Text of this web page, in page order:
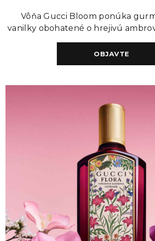
Vôňa Gucci Bloom ponúka
vanilky obohatené o hrejivú
OBJAVTE